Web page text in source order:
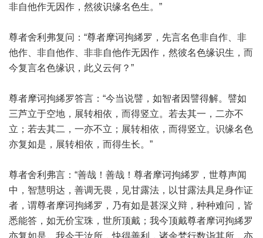
非自他作无因作，然彼识缘名色生。”
尊者舍利弗复问：“尊者摩诃拘絺罗，先言名色非自作、非
他作、非自他作、非非自他作无因作，然彼名色缘识生，而
今复言名色缘识，此义云何？”
尊者摩诃拘絺罗答言：“今当说譬，如智者因譬得解。譬如
三芦立于空地，展转相依，而得竖立。若去其一，二亦不
立；若去其二，一亦不立；展转相依，而得竖立。识缘名色
亦复如是，展转相依，而得生长。”
尊者舍利弗言：“善哉！善哉！尊者摩诃拘絺罗，世尊声闻
中，智慧明达，善调无畏，见甘露法，以甘露法具足身作证
者，谓尊者摩诃拘絺罗，乃有如是甚深义辩，种种难问，皆
悉能答，如无价宝珠，世所顶戴；我今顶戴尊者摩诃拘絺罗
亦复如是。我今于汝所，快得善利，诸余梵行数诣其所，亦